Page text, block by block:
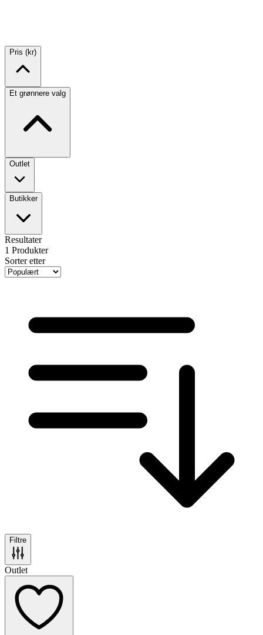
Pris (kr)
Et grønnere valg
Outlet
Butikker
Resultater
1 Produkter
Sorter etter
Filtre
Outlet